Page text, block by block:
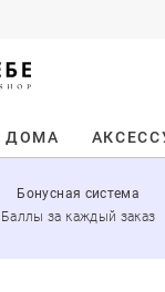
ДОМА
Бонусная система
Баллы за каждый заказ